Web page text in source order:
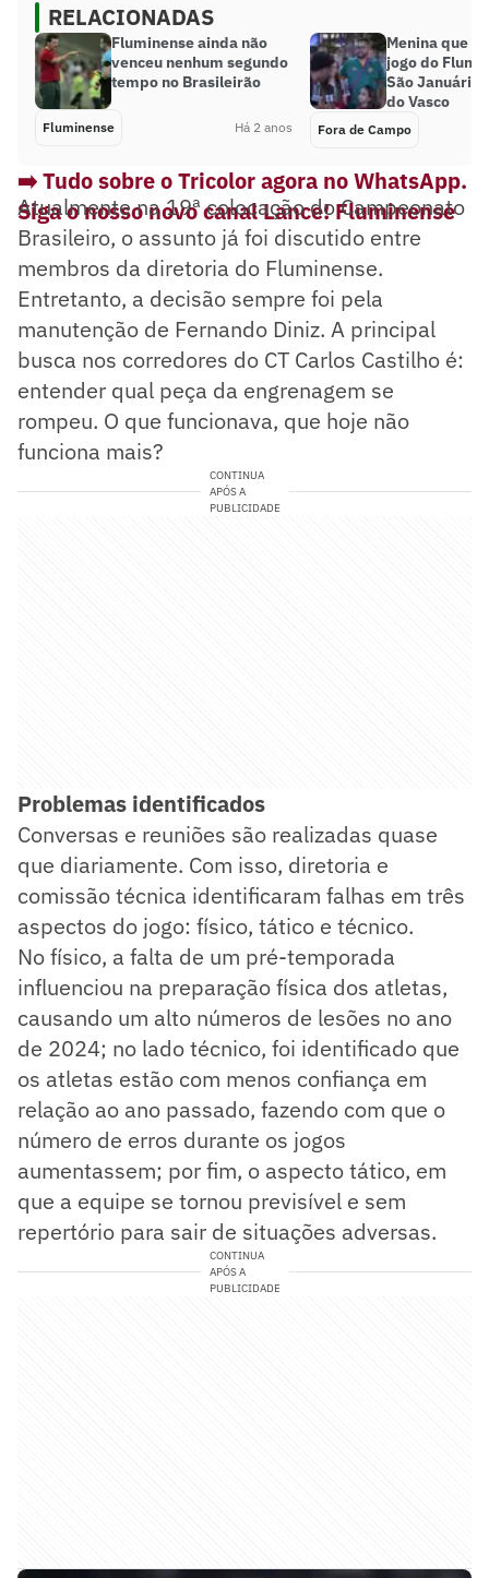
RELACIONADAS
Fluminense ainda não
venceu nenhum segundo
tempo no Brasileirão
Fluminense Há 2 anos
Menina que
jogo do
São Januário
do Vasco
Fora de Campo
➡️ Tudo sobre o Tricolor agora no WhatsApp.
Siga o nosso novo canal Lance! Fluminense
Atualmente na 19ª colocação do Campeonato
Brasileiro, o assunto já foi discutido entre
membros da diretoria do Fluminense.
Entretanto, a decisão sempre foi pela
manutenção de Fernando Diniz. A principal
busca nos corredores do CT Carlos Castilho é:
entender qual peça da engrenagem se
rompeu. O que funcionava, que hoje não
funciona mais?
CONTINUA
APÓS A
PUBLICIDADE
Problemas identificados
Conversas e reuniões são realizadas quase
que diariamente. Com isso, diretoria e
comissão técnica identificaram falhas em três
aspectos do jogo: físico, tático e técnico.
No físico, a falta de um pré-temporada
influenciou na preparação física dos atletas,
causando um alto números de lesões no ano
de 2024; no lado técnico, foi identificado que
os atletas estão com menos confiança em
relação ao ano passado, fazendo com que o
número de erros durante os jogos
aumentassem; por fim, o aspecto tático, em
que a equipe se tornou previsível e sem
repertório para sair de situações adversas.
CONTINUA
APÓS A
PUBLICIDADE